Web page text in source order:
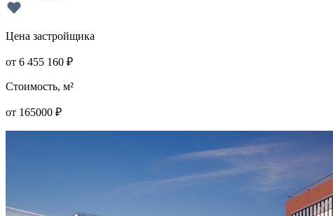
Цена застройщика
от 6 455 160 ₽
Стоимость, м²
от 165000 ₽